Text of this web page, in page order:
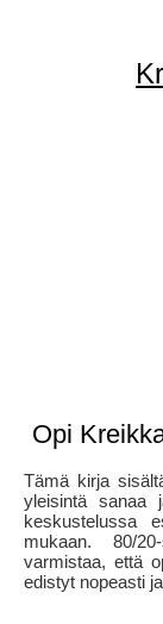
Opi
Tämä kirja
yleisintä sanaa
keskustelussa
mukaan. 80/
varmistaa, että
edistyt nopeasti